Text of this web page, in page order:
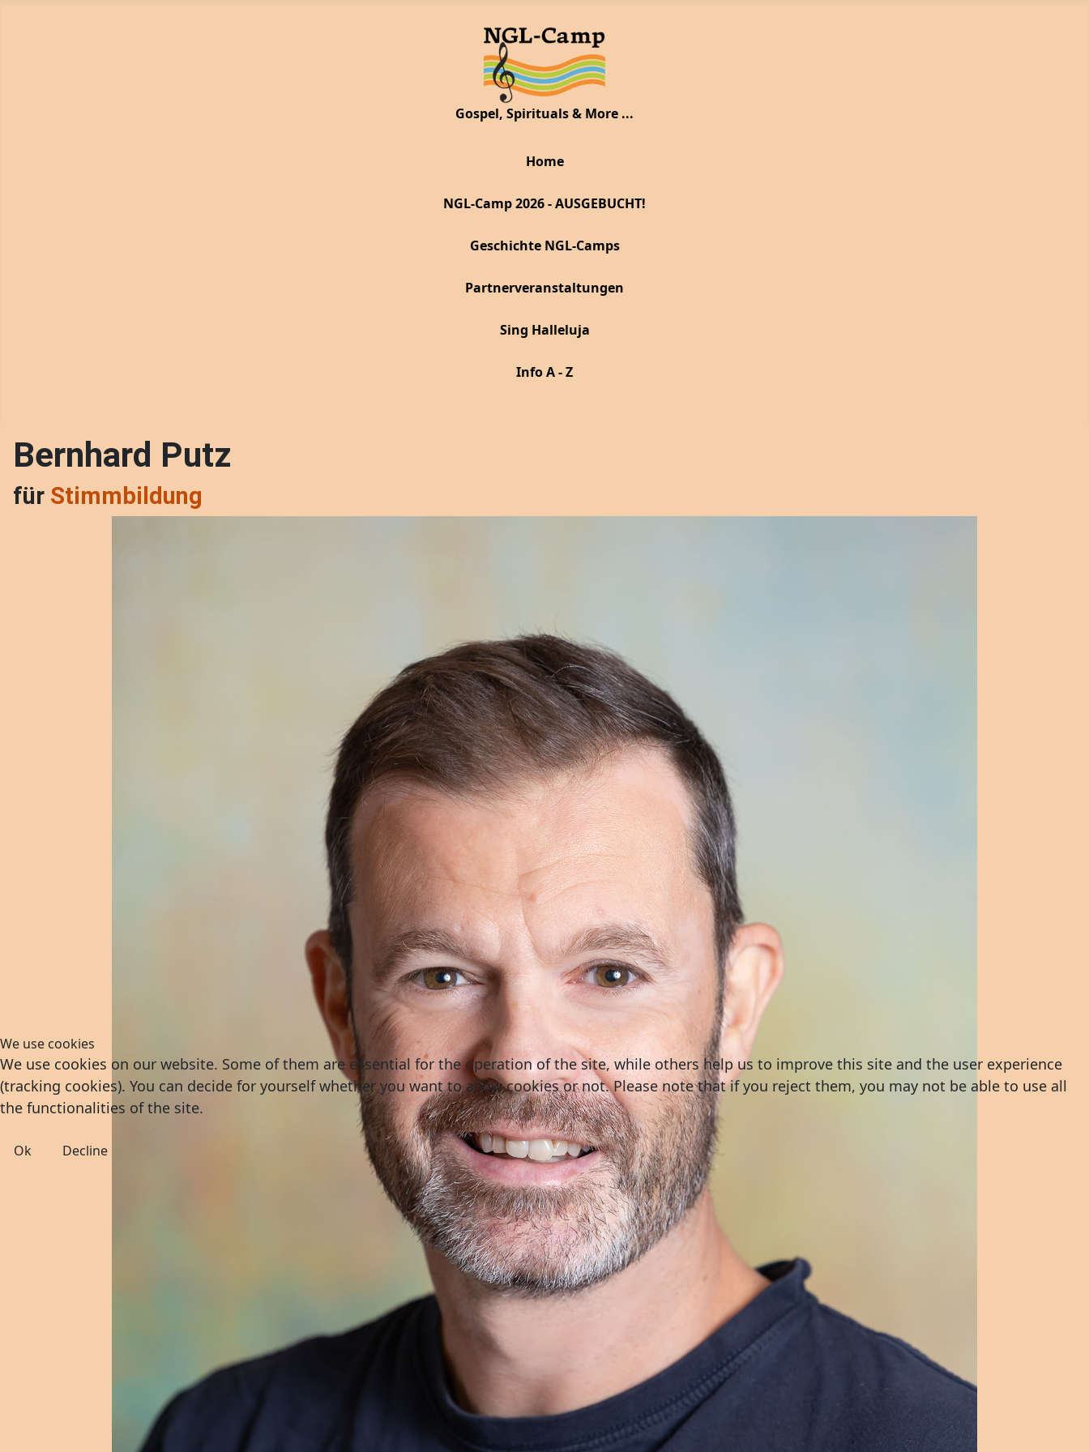
Gospel, Spirituals & More ...
Home
NGL-Camp 2026 - AUSGEBUCHT!
Geschichte NGL-Camps
Partnerveranstaltungen
Sing Halleluja
Info A - Z
Bernhard Putz
für Stimmbildung
We use cookies
We use cookies on our website. Some of them are essential for the operation of the site, while others help us to improve this site and the user experience
(tracking cookies). You can decide for yourself whether you want to allow cookies or not. Please note that if you reject them, you may not be able to use all
the functionalities of the site.
Ok Decline